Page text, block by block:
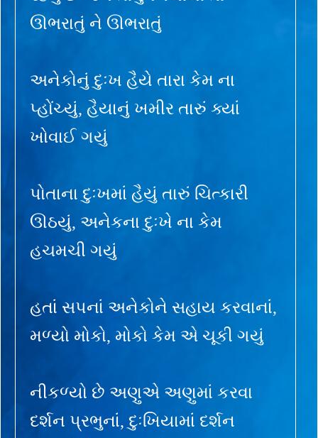
ઊભરાતું ને ઊભરાતું
અનેકોનું દુઃખ હૈયે તારા કેમ ના
પ્હોંચ્યું, હૈયાનું ખમીર તારું ક્યાં
ખોવાઈ ગયું
પોતાના દુઃખમાં હૈયું તારું ચિત્કારી
ઊઠયું, અનેકના દુઃખે ના કેમ
હચમચી ગયું
હતાં સપનાં અનેકોને સહાય કરવાનાં,
મળ્યો મોકો, મોકો કેમ એ ચૂકી ગયું
નીકળ્યો છે અણુએ અણુમાં કરવા
દર્શન પ્રભુનાં, દુઃખિયામાં દર્શન